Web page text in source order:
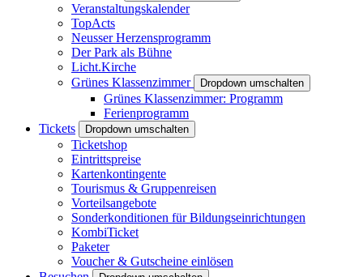
Veranstaltungskalender
TopActs
Neusser Herzensprogramm
Der Park als Bühne
Licht.Kirche
Grünes Klassenzimmer
Dropdown umschalten
Grünes Klassenzimmer: Programm
Ferienprogramm
Tickets
Dropdown umschalten
Ticketshop
Eintrittspreise
Kartenkontingente
Tourismus & Gruppenreisen
Vorteilsangebote
Sonderkonditionen für Bildungseinrichtungen
KombiTicket
Paketer
Voucher & Gutscheine einlösen